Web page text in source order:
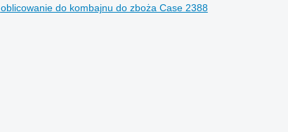
oblicowanie do kombajnu do zboża Case 2388